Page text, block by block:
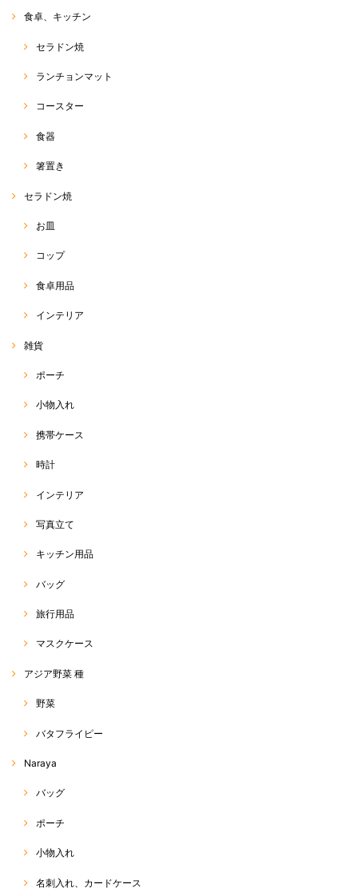
食卓、キッチン
セラドン焼
ランチョンマット
コースター
食器
箸置き
セラドン焼
お皿
コップ
食卓用品
インテリア
雑貨
ポーチ
小物入れ
携帯ケース
時計
インテリア
写真立て
キッチン用品
バッグ
旅行用品
マスクケース
アジア野菜 種
野菜
バタフライピー
Naraya
バッグ
ポーチ
小物入れ
名刺入れ、カードケース